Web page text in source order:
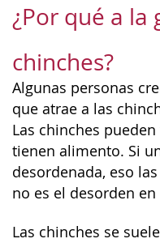
¿Por qué a la
chinches?
Algunas personas
que atrae a las
Las chinches
tienen alimento. Si
desordenada, eso
no es el desorden
Las chinches se